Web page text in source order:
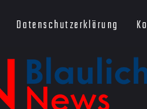
Datenschutzerklärung